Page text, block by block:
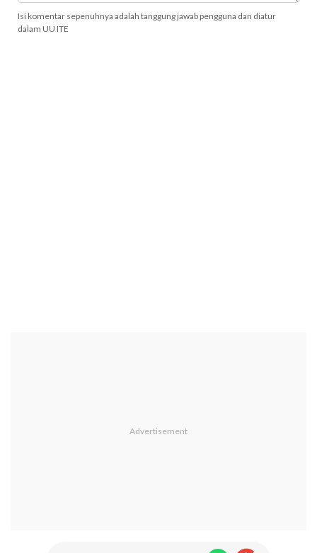
Isi komentar sepenuhnya adalah tanggung jawab pengguna dan diatur
dalam UU ITE